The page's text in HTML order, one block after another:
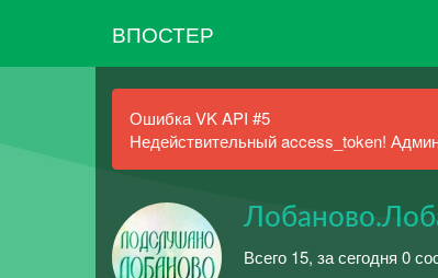
ВПОСТЕР
Ошибка VK API #5
Недействительный access_token!
Всего 15, за сегодня 0